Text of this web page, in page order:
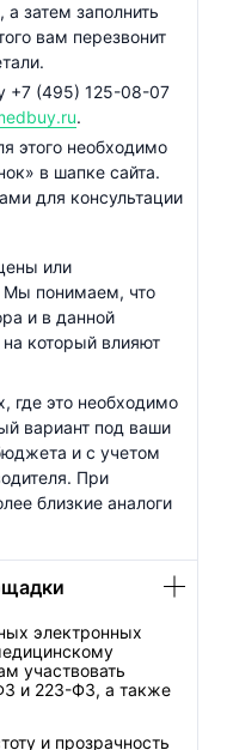
затем заполнить
вам перезвонит
+7 (495) 125-08-07
.
этого необходимо
в шапке сайта.
для консультации
или
Мы понимаем, что
и в данной
который влияют
где это необходимо
вариант под ваши
и с учетом
При
близкие аналоги
электронных
участвовать
и 223-ФЗ, а также
и прозрачность